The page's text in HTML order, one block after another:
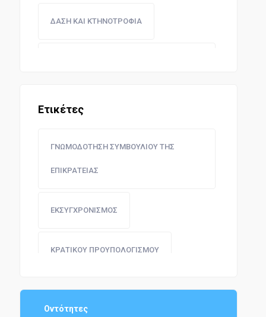
ΔΑΣΗ ΚΑΙ ΚΤΗΝΟΤΡΟΦΙΑ
ΣΥΓΚΟΙΝΩΝΙΕΣ
Ετικέτες
ΓΝΩΜΟΔΟΤΗΣΗ ΣΥΜΒΟΥΛΙΟΥ ΤΗΣ
ΕΠΙΚΡΑΤΕΙΑΣ
ΕΚΣΥΓΧΡΟΝΙΣΜΟΣ
ΚΡΑΤΙΚΟΥ ΠΡΟΥΠΟΛΟΓΙΣΜΟΥ
ΠΡΟΕΔΡΟΣ ΤΗΣ ΔΗΜΟΚΡΑΤΙΑΣ
Οντότητες